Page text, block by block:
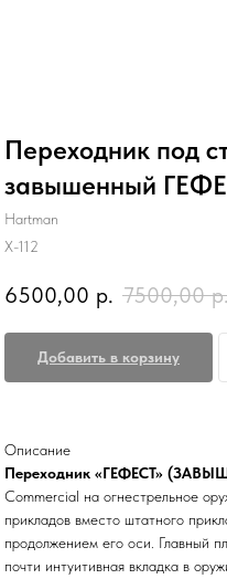
Переходник под
завышенный
Hartman
Х-112
6500,00 р. 7500,00 р.
Добавить в корзину
Описание
Переходник «ГЕФЕСТ»
Commercial на огнестрельное
прикладов вместо штатного
продолжением его оси. Главный
почти интуитивная вкладка в